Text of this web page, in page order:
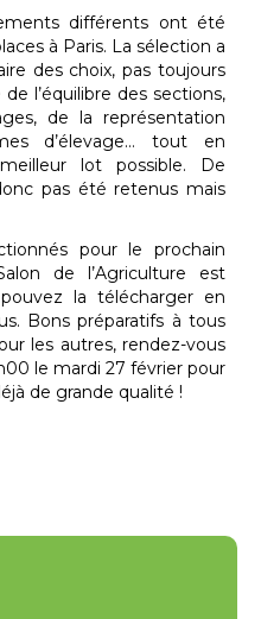
différents ont été
à Paris. La sélection a
des choix, pas toujours
l’équilibre des sections,
de la représentation
d’élevage… tout en
lot possible. De
pas été retenus mais
pour le prochain
de l’Agriculture est
la télécharger en
Bons préparatifs à tous
les autres, rendez-vous
le mardi 27 février pour
de grande qualité !